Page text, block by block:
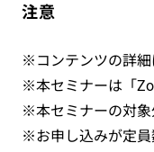
注意
※コンテンツの詳細
※本セミナーは「
※本セミナーの対象
※お申し込みが定員